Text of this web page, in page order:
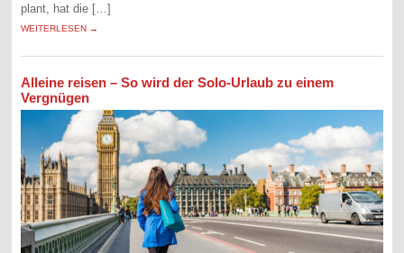
plant, hat die […]
WEITERLESEN →
Alleine reisen – So wird der Solo-Urlaub zu einem
Vergnügen